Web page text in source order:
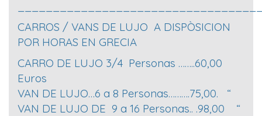
CARROS / VANS DE LUJO A DISPÒSICION
POR HORAS EN GRECIA
CARRO DE LUJO 3/4 Personas ……..60,00
Euros
VAN DE LUJO…6 a 8 Personas……….75,00. “
VAN DE LUJO DE 9 a 16 Personas.. .98,00 “